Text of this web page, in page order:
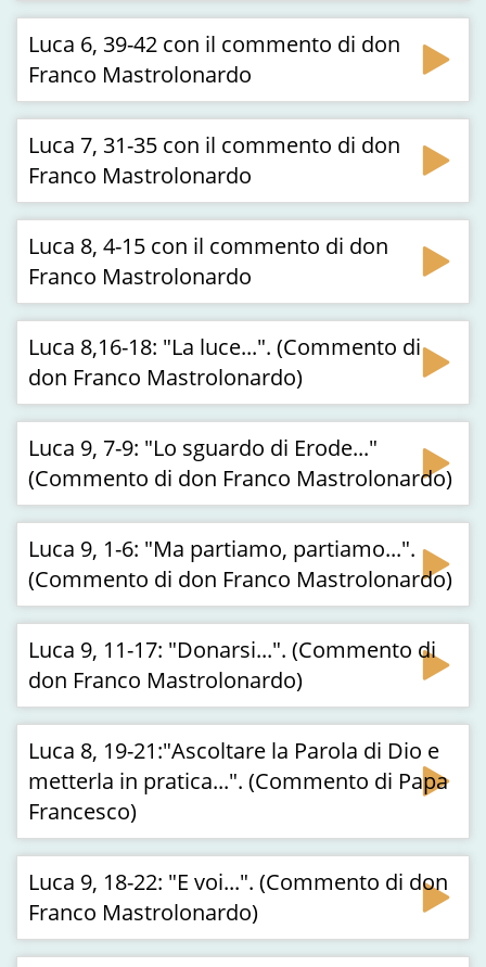
Luca 6, 39-42 con il commento di don
Franco Mastrolonardo
Luca 7, 31-35 con il commento di don
Franco Mastrolonardo
Luca 8, 4-15 con il commento di don
Franco Mastrolonardo
Luca 8,16-18: "La luce...". (Commento di
don Franco Mastrolonardo)
Luca 9, 7-9: "Lo sguardo di Erode..."
(Commento di don Franco Mastrolonardo)
Luca 9, 1-6: "Ma partiamo, partiamo...".
(Commento di don Franco Mastrolonardo)
Luca 9, 11-17: "Donarsi...". (Commento di
don Franco Mastrolonardo)
Luca 8, 19-21:"Ascoltare la Parola di Dio e
metterla in pratica...". (Commento di Papa
Francesco)
Luca 9, 18-22: "E voi...". (Commento di don
Franco Mastrolonardo)